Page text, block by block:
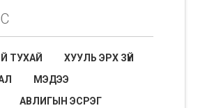
ТУХАЙ
ХУУЛЬ ЭРХ ЗҮЙ
МЭДЭЭ
АВЛИГЫН ЭСРЭГ